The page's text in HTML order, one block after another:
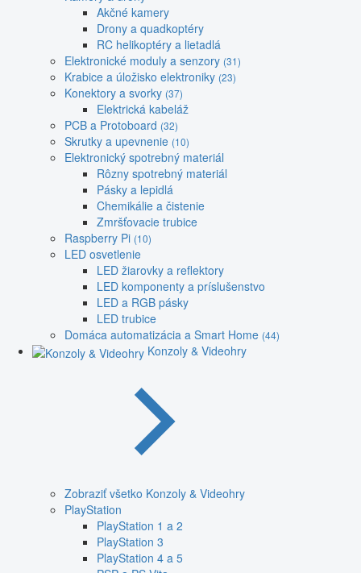
Akčné kamery
Drony a quadkoptéry
RC helikoptéry a lietadlá
Elektronické moduly a senzory (31)
Krabice a úložisko elektroniky (23)
Konektory a svorky (37)
Elektrická kabeláž
PCB a Protoboard (32)
Skrutky a upevnenie (10)
Elektronický spotrebný materiál
Rôzny spotrebný materiál
Pásky a lepidlá
Chemikálie a čistenie
Zmršťovacie trubice
Raspberry Pi (10)
LED osvetlenie
LED žiarovky a reflektory
LED komponenty a príslušenstvo
LED a RGB pásky
LED trubice
Domáca automatizácia a Smart Home (44)
Konzoly & Videohry
Zobraziť všetko Konzoly & Videohry
PlayStation
PlayStation 1 a 2
PlayStation 3
PlayStation 4 a 5